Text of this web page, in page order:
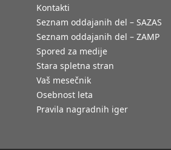
Kontakti
Seznam oddajanih del – SAZAS
Seznam oddajanih del – ZAMP
Spored za medije
Stara spletna stran
Vaš mesečnik
Osebnost leta
Pravila nagradnih iger